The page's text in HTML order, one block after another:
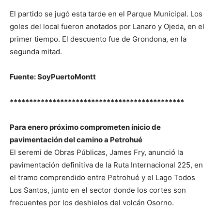
El partido se jugó esta tarde en el Parque Municipal. Los
goles del local fueron anotados por Lanaro y Ojeda, en el
primer tiempo. El descuento fue de Grondona, en la
segunda mitad.
Fuente: SoyPuertoMontt
*********************************************
Para enero próximo comprometen inicio de
pavimentación del camino a Petrohué
El seremi de Obras Públicas, James Fry, anunció la
pavimentación definitiva de la Ruta Internacional 225, en
el tramo comprendido entre Petrohué y el Lago Todos
Los Santos, junto en el sector donde los cortes son
frecuentes por los deshielos del volcán Osorno.